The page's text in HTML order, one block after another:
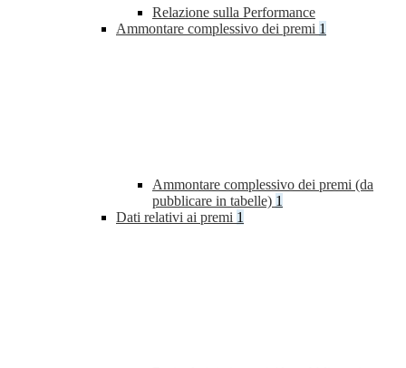
Relazione sulla Performance
Ammontare complessivo dei premi 1
Ammontare complessivo dei premi (da
pubblicare in tabelle) 1
Dati relativi ai premi 1